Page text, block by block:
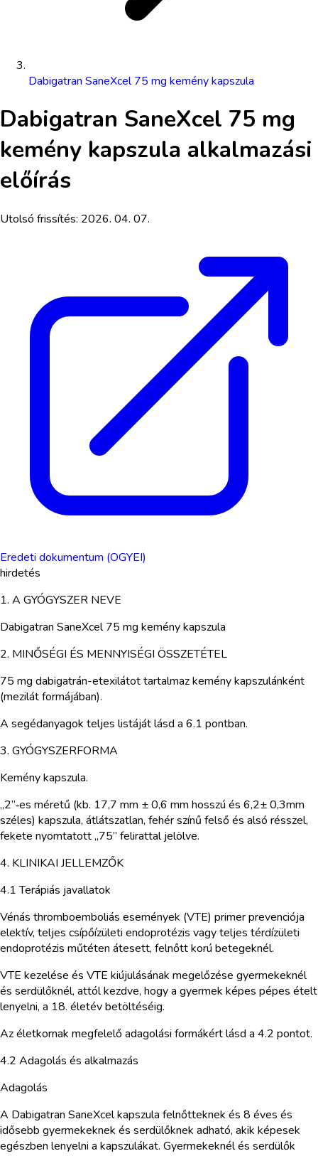
Dabigatran SaneXcel 75 mg kemény kapszula
Dabigatran SaneXcel 75 mg
kemény kapszula alkalmazási
előírás
Utolsó frissítés: 2026. 04. 07.
Eredeti dokumentum (OGYEI)
hirdetés
1. A GYÓGYSZER NEVE
Dabigatran SaneXcel 75 mg kemény kapszula
2. MINŐSÉGI ÉS MENNYISÉGI ÖSSZETÉTEL
75 mg dabigatrán-etexilátot tartalmaz kemény kapszulánként
(mezilát formájában).
A segédanyagok teljes listáját lásd a 6.1 pontban.
3. GYÓGYSZERFORMA
Kemény kapszula.
„2”‑es méretű (kb. 17,7 mm ± 0,6 mm hosszú és 6,2± 0,3mm
széles) kapszula, átlátszatlan, fehér színű felső és alsó résszel,
fekete nyomtatott „75” felirattal jelölve.
4. KLINIKAI JELLEMZŐK
4.1 Terápiás javallatok
Vénás thromboemboliás események (VTE) primer prevenciója
elektív, teljes csípőízületi endoprotézis vagy teljes térdízületi
endoprotézis műtéten átesett, felnőtt korú betegeknél.
VTE kezelése és VTE kiújulásának megelőzése gyermekeknél
és serdülőknél, attól kezdve, hogy a gyermek képes pépes ételt
lenyelni, a 18. életév betöltéséig.
Az életkornak megfelelő adagolási formákért lásd a 4.2 pontot.
4.2 Adagolás és alkalmazás
Adagolás
A Dabigatran SaneXcel kapszula felnőtteknek és 8 éves és
idősebb gyermekeknek és serdülőknek adható, akik képesek
egészben lenyelni a kapszulákat. Gyermekeknél és serdülők